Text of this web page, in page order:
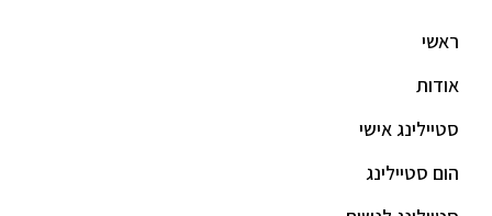
ראשי
אודות
סטיילינג אישי
הום סטיילינג